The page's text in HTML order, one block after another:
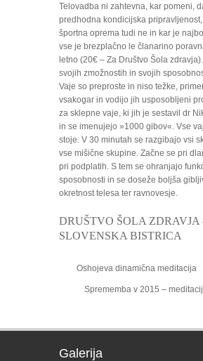
Telovadba ni zahtevna, kar pomeni,
predhodna kondicijska
športna oprema tudi ne in kar je
vse je brezplačno le članarino
letno (20€ – Za Društvo Šola
svojih zmožnostih in svojih
Vaje so preproste in niso težke,
vsakogar in vodijo jih usposobljeni
za sklepne vaje, ki jih je sestavil dr
in se imenujejo »1000 gibov«. Vse
stoje. V 30 minutah se razgibajo vsi
vse mišične skupine. Začne se pri
pri podplatih. S tem se ohranjajo
sposobnosti in se doseže boljša
okretnost telesa ter ravnovesje.
DRUŠTVO ŠOLA ZDRAVJA
SLOVENSKA BISTRICA
Oshojeva dinamična meditacija
Sprememba v 2015 –
Galerija